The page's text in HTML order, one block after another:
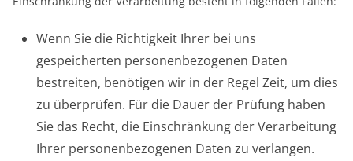
Wenn Sie die Richtigkeit Ihrer bei uns
gespeicherten personenbezogenen Daten
bestreiten, benötigen wir in der Regel Zeit, um dies
zu überprüfen. Für die Dauer der Prüfung haben
Sie das Recht, die Einschränkung der Verarbeitung
Ihrer personenbezogenen Daten zu verlangen.